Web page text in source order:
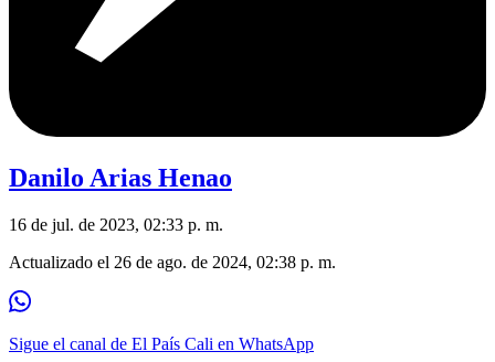
Danilo Arias Henao
16 de jul. de 2023, 02:33 p. m.
Actualizado el 26 de ago. de 2024, 02:38 p. m.
Sigue el canal de El País Cali en WhatsApp